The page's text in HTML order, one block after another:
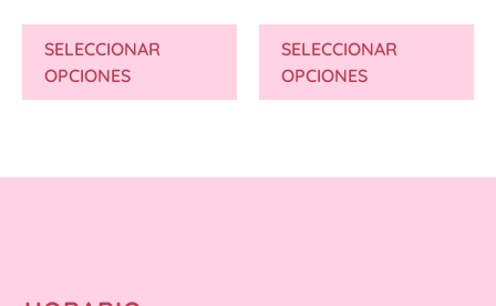
SELECCIONAR
OPCIONES
SELECCIONAR
OPCIONES